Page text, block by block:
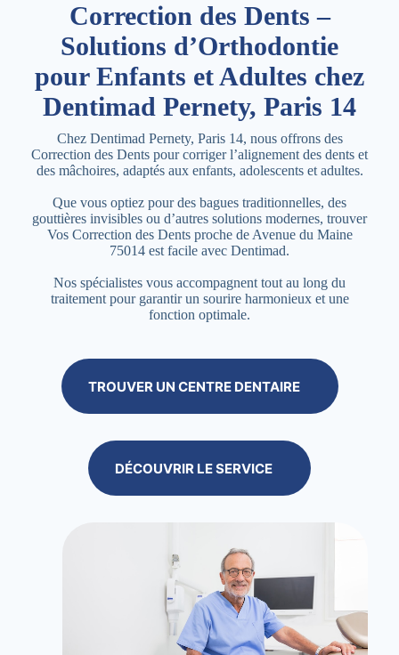
Correction des Dents –
Solutions d’Orthodontie
pour Enfants et Adultes chez
Dentimad Pernety, Paris 14
Chez Dentimad Pernety, Paris 14, nous offrons des
Correction des Dents pour corriger l’alignement des dents et
des mâchoires, adaptés aux enfants, adolescents et adultes.
Que vous optiez pour des bagues traditionnelles, des
gouttières invisibles ou d’autres solutions modernes, trouver
Vos Correction des Dents proche de Avenue du Maine
75014 est facile avec Dentimad.
Nos spécialistes vous accompagnent tout au long du
traitement pour garantir un sourire harmonieux et une
fonction optimale.
TROUVER UN CENTRE DENTAIRE
DÉCOUVRIR LE SERVICE